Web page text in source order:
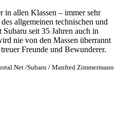
in allen Klassen – immer sehr
allgemeinen technischen und
Subaru seit 35 Jahren auch in
nie von den Massen überrannt
Freunde und Bewunderer.
/Subaru / Manfred Zimmermann